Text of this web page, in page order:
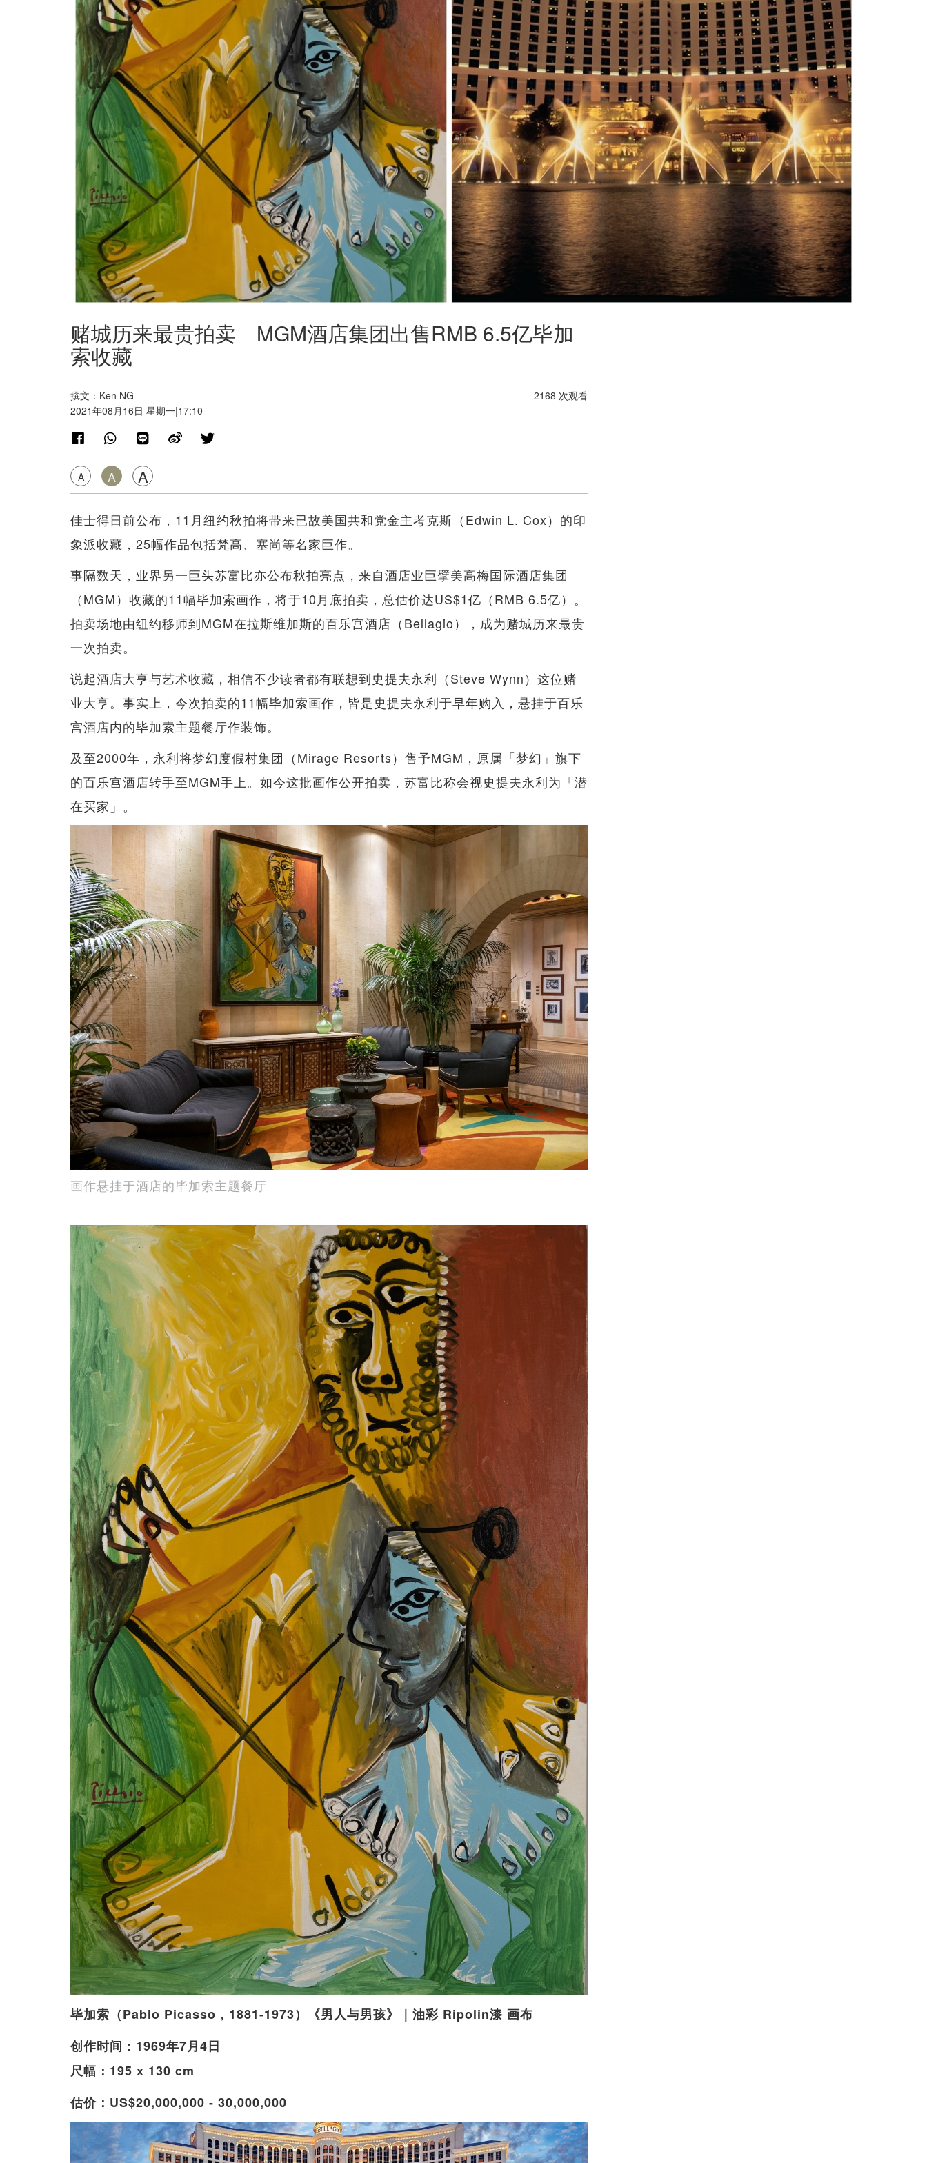
赌城历来最贵拍卖 MGM酒店集团出售RMB 6.5亿毕加
索收藏
撰文：Ken NG
2021年08月16日 星期一|17:10
A A A
2168 次观看
佳士得日前公布，11月纽约秋拍将带来已故美国共和党金主考克斯（Edwin L. Cox）的印
象派收藏，25幅作品包括梵高、塞尚等名家巨作。
事隔数天，业界另一巨头苏富比亦公布秋拍亮点，来自酒店业巨擘美高梅国际酒店集团
（MGM）收藏的11幅毕加索画作，将于10月底拍卖，总估价达US$1亿（RMB 6.5亿）。
拍卖场地由纽约移师到MGM在拉斯维加斯的百乐宫酒店（Bellagio），成为赌城历来最贵
一次拍卖。
说起酒店大亨与艺术收藏，相信不少读者都有联想到史提夫永利（Steve Wynn）这位赌
业大亨。事实上，今次拍卖的11幅毕加索画作，皆是史提夫永利于早年购入，悬挂于百乐
宫酒店内的毕加索主题餐厅作装饰。
及至2000年，永利将梦幻度假村集团（Mirage Resorts）售予MGM，原属「梦幻」旗下
的百乐宫酒店转手至MGM手上。如今这批画作公开拍卖，苏富比称会视史提夫永利为「潜
在买家」。
画作悬挂于酒店的毕加索主题餐厅
毕加索（Pablo Picasso，1881-1973）《男人与男孩》｜油彩 Ripolin漆 画布
创作时间：1969年7月4日
尺幅：195 x 130 cm
估价：US$20,000,000 - 30,000,000